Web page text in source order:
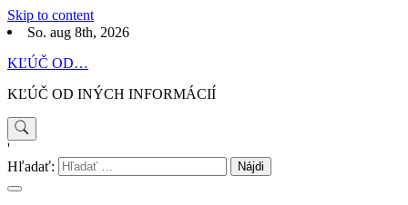
Skip to content
So. aug 8th, 2026
KĽÚČ OD…
KĽÚČ OD INÝCH INFORMÁCIÍ
'
Hľadať: